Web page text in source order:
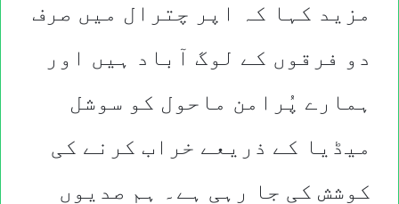
مزید کہا کہ اپر چترال میں صرف
دو فرقوں کے لوگ آباد ہیں اور
ہمارے پُرامن ماحول کو سوشل
میڈیا کے ذریعے خراب کرنے کی
کوشش کی جا رہی ہے۔ ہم صدیوں